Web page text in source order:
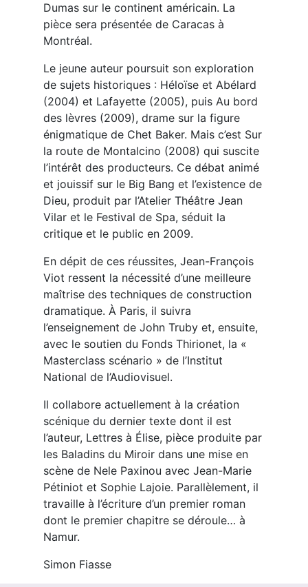
Dumas sur le continent américain. La
pièce sera présentée de Caracas à
Montréal.
Le jeune auteur poursuit son exploration
de sujets historiques : Héloïse et Abélard
(2004) et Lafayette (2005), puis Au bord
des lèvres (2009), drame sur la figure
énigmatique de Chet Baker. Mais c’est Sur
la route de Montalcino (2008) qui suscite
l’intérêt des producteurs. Ce débat animé
et jouissif sur le Big Bang et l’existence de
Dieu, produit par l’Atelier Théâtre Jean
Vilar et le Festival de Spa, séduit la
critique et le public en 2009.
En dépit de ces réussites, Jean-François
Viot ressent la nécessité d’une meilleure
maîtrise des techniques de construction
dramatique. À Paris, il suivra
l’enseignement de John Truby et, ensuite,
avec le soutien du Fonds Thirionet, la «
Masterclass scénario » de l’Institut
National de l’Audiovisuel.
Il collabore actuellement à la création
scénique du dernier texte dont il est
l’auteur, Lettres à Élise, pièce produite par
les Baladins du Miroir dans une mise en
scène de Nele Paxinou avec Jean-Marie
Pétiniot et Sophie Lajoie. Parallèlement, il
travaille à l’écriture d’un premier roman
dont le premier chapitre se déroule… à
Namur.
Simon Fiasse